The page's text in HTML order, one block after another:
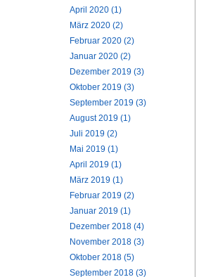
April 2020 (1)
März 2020 (2)
Februar 2020 (2)
Januar 2020 (2)
Dezember 2019 (3)
Oktober 2019 (3)
September 2019 (3)
August 2019 (1)
Juli 2019 (2)
Mai 2019 (1)
April 2019 (1)
März 2019 (1)
Februar 2019 (2)
Januar 2019 (1)
Dezember 2018 (4)
November 2018 (3)
Oktober 2018 (5)
September 2018 (3)